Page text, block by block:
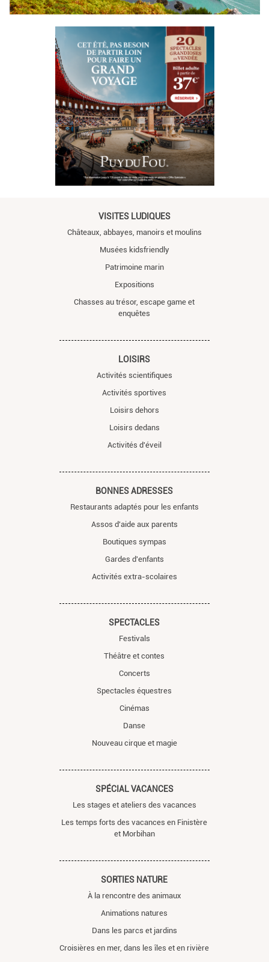
VISITES LUDIQUES
Châteaux, abbayes, manoirs et moulins
Musées kidsfriendly
Patrimoine marin
Expositions
Chasses au trésor, escape game et
enquêtes
LOISIRS
Activités scientifiques
Activités sportives
Loisirs dehors
Loisirs dedans
Activités d'éveil
BONNES ADRESSES
Restaurants adaptés pour les enfants
Assos d'aide aux parents
Boutiques sympas
Gardes d'enfants
Activités extra-scolaires
SPECTACLES
Festivals
Théâtre et contes
Concerts
Spectacles équestres
Cinémas
Danse
Nouveau cirque et magie
SPÉCIAL VACANCES
Les stages et ateliers des vacances
Les temps forts des vacances en Finistère
et Morbihan
SORTIES NATURE
À la rencontre des animaux
Animations natures
Dans les parcs et jardins
Croisières en mer, dans les îles et en rivière